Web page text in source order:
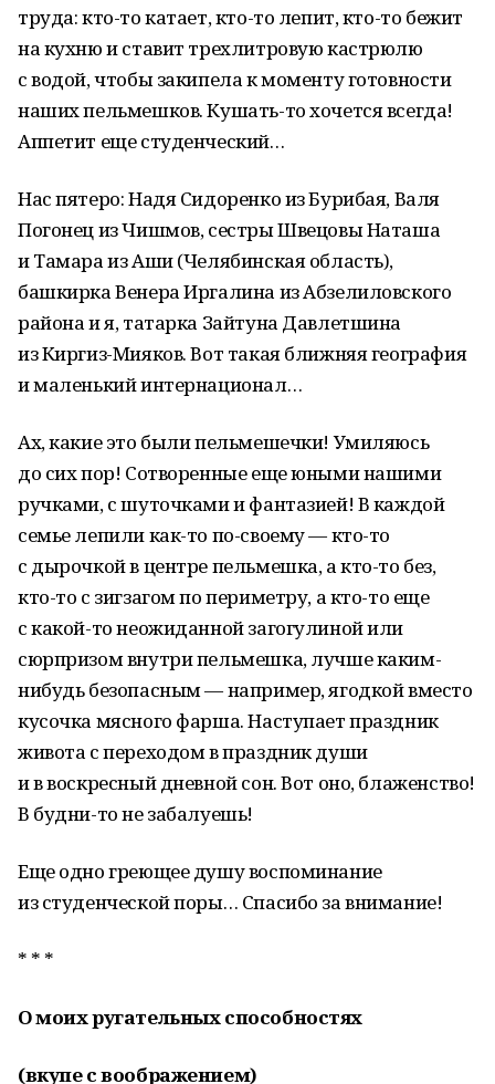
труда: кто-то катает, кто-то лепит, кто-то бежит
на кухню и ставит трехлитровую кастрюлю
с водой, чтобы закипела к моменту готовности
наших пельмешков. Кушать-то хочется всегда!
Аппетит еще студенческий…
Нас пятеро: Надя Сидоренко из Бурибая, Валя
Погонец из Чишмов, сестры Швецовы Наташа
и Тамара из Аши (Челябинская область),
башкирка Венера Иргалина из Абзелиловского
района и я, татарка Зайтуна Давлетшина
из Киргиз-Мияков. Вот такая ближняя география
и маленький интернационал…
Ах, какие это были пельмешечки! Умиляюсь
до сих пор! Сотворенные еще юными нашими
ручками, с шуточками и фантазией! В каждой
семье лепили как-то по-своему — кто-то
с дырочкой в центре пельмешка, а кто-то без,
кто-то с зигзагом по периметру, а кто-то еще
с какой-то неожиданной загогулиной или
сюрпризом внутри пельмешка, лучше каким-
нибудь безопасным — например, ягодкой вместо
кусочка мясного фарша. Наступает праздник
живота с переходом в праздник души
и в воскресный дневной сон. Вот оно, блаженство!
В будни-то не забалуешь!
Еще одно греющее душу воспоминание
из студенческой поры… Спасибо за внимание!
* * *
О моих ругательных способностях
(вкупе с воображением)